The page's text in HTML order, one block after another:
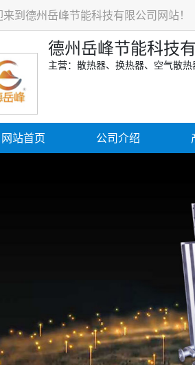
到德州岳峰节能科技有限公司网站！
德州岳峰节能科技
主营：散热器、换热器、空气散热
网站首页 公司介绍